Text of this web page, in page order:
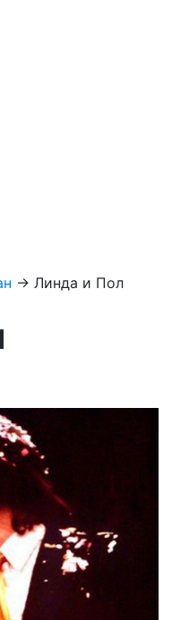
→ Линда и Пол